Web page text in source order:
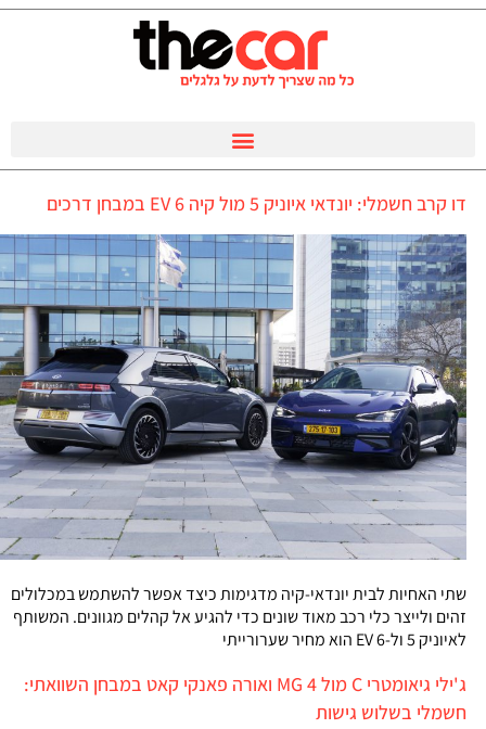
דו קרב חשמלי: יונדאי איוניק 5 מול קיה EV 6 במבחן דרכים
שתי האחיות לבית יונדאי-קיה מדגימות כיצד אפשר להשתמש במכלולים
זהים ולייצר כלי רכב מאוד שונים כדי להגיע אל קהלים מגוונים. המשותף
לאיוניק 5 ול-EV 6 הוא מחיר שערורייתי
ג'ילי גיאומטרי C מול MG 4 ואורה פאנקי קאט במבחן השוואתי:
חשמלי בשלוש גישות